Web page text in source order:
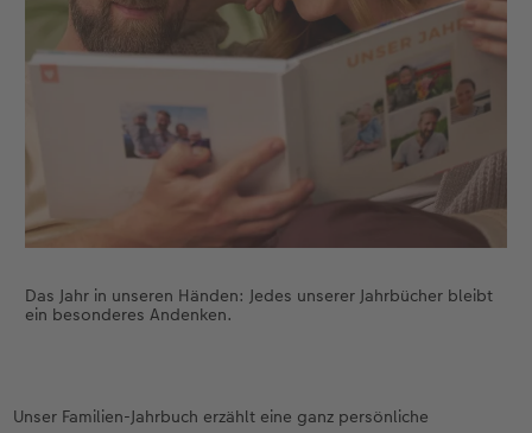
Das Jahr in unseren Händen: Jedes unserer Jahrbücher bleibt
ein besonderes Andenken.
Unser Familien-Jahrbuch erzählt eine ganz persönliche